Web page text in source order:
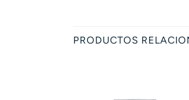
PRODUCTOS